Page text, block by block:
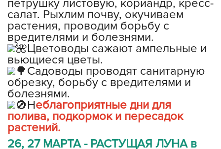
петрушку листовую, кориандр, кресс-
салат. Рыхлим почву, окучиваем
растения, проводим борьбу с
вредителями и болезнями.
Цветоводы сажают ампельные и
вьющиеся цветы.
Садоводы проводят санитарную
обрезку, борьбу с вредителями и
болезнями.
Неблагоприятные дни для
полива, подкормок и пересадок
растений.
26, 27 МАРТА - РАСТУЩАЯ ЛУНА в